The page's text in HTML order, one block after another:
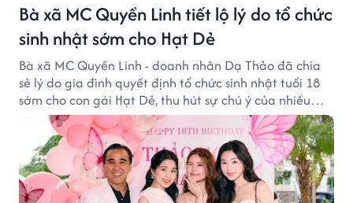
Bà xã MC Quyền Linh tiết lộ lý do tổ chức
sinh nhật sớm cho Hạt Dẻ
Bà xã MC Quyền Linh - doanh nhân Dạ Thảo đã chia
sẻ lý do gia đình quyết định tổ chức sinh nhật tuổi 18
sớm cho con gái Hạt Dẻ, thu hút sự chú ý của nhiều
người hâm mộ.